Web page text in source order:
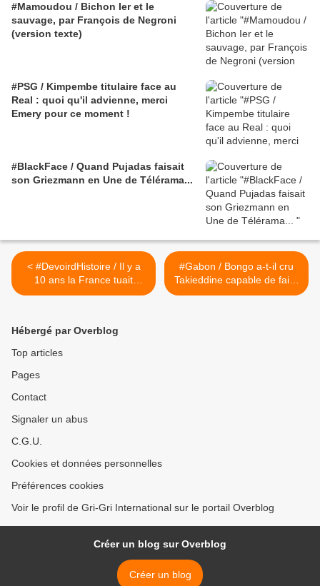
#Mamoudou / Bichon Ier et le
sauvage, par François de Negroni
(version texte)
#PSG / Kimpembe titulaire face au
Real : quoi qu'il advienne, merci
Emery pour ce moment !
#BlackFace / Quand Pujadas faisait
son Griezmann en Une de Télérama...
< #DevoirdHistoire / Il y a
10 ans la France tuait
impunément en Côte
#Villepin)
#Gabon / Bongo a-t-il cru
Takieddine capable de faire
taire Péan avec 10 millions
Hébergé par Overblog
Top articles
Pages
Contact
Signaler un abus
C.G.U.
Cookies et données personnelles
Préférences cookies
Voir le profil de Gri-Gri International sur le portail Overblog
Créer un blog sur Overblog
Créer un blog